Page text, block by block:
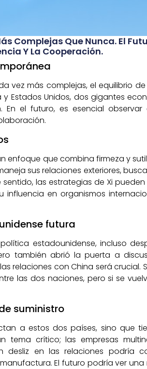
Complejas Que Nunca. El
Y La Cooperación.
vez más complejas, el equilibrio
Estados Unidos, dos gigantes
el futuro, es esencial
que combina firmeza y
sus relaciones exteriores,
las estrategias de Xi
en organismos
futura
estadounidense, incluso
también abrió la puerta a
relaciones con China será crucial.
las dos naciones, pero si se
suministro
a estos dos países, sino que
tema crítico; las empresas
en las relaciones podría
El futuro podría ver